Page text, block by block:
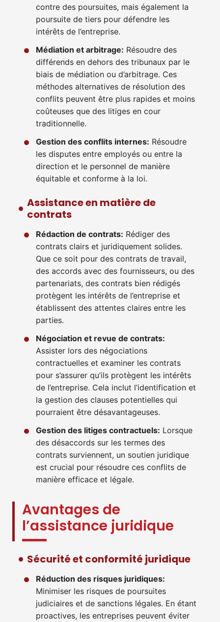
contre des poursuites, mais également la
poursuite de tiers pour défendre les
intérêts de l’entreprise.
Médiation et arbitrage: Résoudre des
différends en dehors des tribunaux par le
biais de médiation ou d’arbitrage. Ces
méthodes alternatives de résolution des
conflits peuvent être plus rapides et moins
coûteuses que des litiges en cour
traditionnelle.
Gestion des conflits internes: Résoudre
les disputes entre employés ou entre la
direction et le personnel de manière
équitable et conforme à la loi.
Assistance en matière de
contrats
Rédaction de contrats: Rédiger des
contrats clairs et juridiquement solides.
Que ce soit pour des contrats de travail,
des accords avec des fournisseurs, ou des
partenariats, des contrats bien rédigés
protègent les intérêts de l’entreprise et
établissent des attentes claires entre les
parties.
Négociation et revue de contrats:
Assister lors des négociations
contractuelles et examiner les contrats
pour s’assurer qu’ils protègent les intérêts
de l’entreprise. Cela inclut l’identification et
la gestion des clauses potentielles qui
pourraient être désavantageuses.
Gestion des litiges contractuels: Lorsque
des désaccords sur les termes des
contrats surviennent, un soutien juridique
est crucial pour résoudre ces conflits de
manière efficace et légale.
Avantages de
l’assistance juridique
Sécurité et conformité juridique
Réduction des risques juridiques:
Minimiser les risques de poursuites
judiciaires et de sanctions légales. En étant
proactives, les entreprises peuvent éviter